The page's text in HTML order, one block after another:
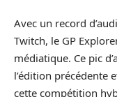
Avec un record
Twitch, le GP
médiatique. Ce pic
l’édition précédente
cette compétition